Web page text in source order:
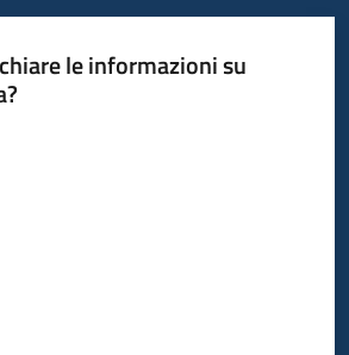
le informazioni su